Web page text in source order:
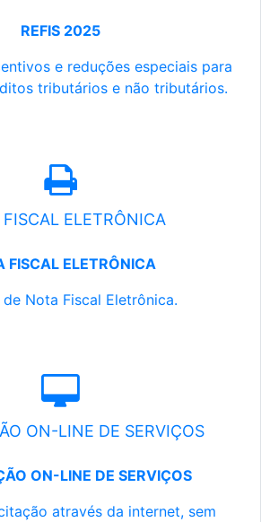
REFIS 2025
e reduções especiais para
tributários e não tributários.
FISCAL ELETRÔNICA
FISCAL ELETRÔNICA
de Nota Fiscal Eletrônica.
ON-LINE DE SERVIÇOS
ON-LINE DE SERVIÇOS
através da internet, sem